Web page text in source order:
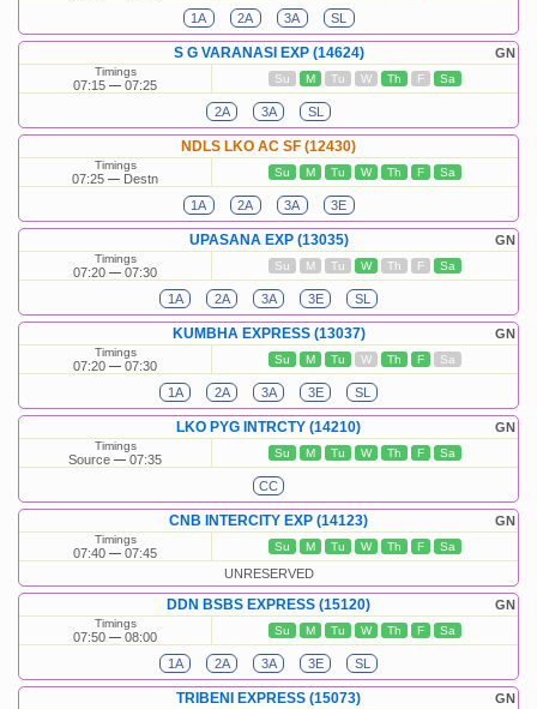
1A 2A 3A SL
GN
S G VARANASI EXP (14624)
Timings
07:15 07:25 Su M Tu W Th F Sa
2A 3A SL
NDLS LKO AC SF (12430)
Timings
07:25 Destn Su M Tu W Th F Sa
1A 2A 3A 3E
GN
UPASANA EXP (13035)
Timings
07:20 07:30 Su M Tu W Th F Sa
1A 2A 3A 3E SL
GN
KUMBHA EXPRESS (13037)
Timings
07:20 07:30 Su M Tu W Th F Sa
1A 2A 3A 3E SL
GN
LKO PYG INTRCTY (14210)
Timings
Source 07:35 Su M Tu W Th F Sa
CC
GN
CNB INTERCITY EXP (14123)
Timings
07:40 07:45 Su M Tu W Th F Sa
UNRESERVED
GN
DDN BSBS EXPRESS (15120)
Timings
07:50 08:00 Su M Tu W Th F Sa
1A 2A 3A 3E SL
GN
TRIBENI EXPRESS (15073)